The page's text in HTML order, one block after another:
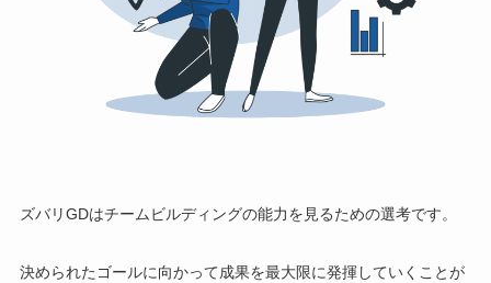
ズバリGDはチームビルディングの能力を見るための選考です。
決められたゴールに向かって成果を最大限に発揮していくことが